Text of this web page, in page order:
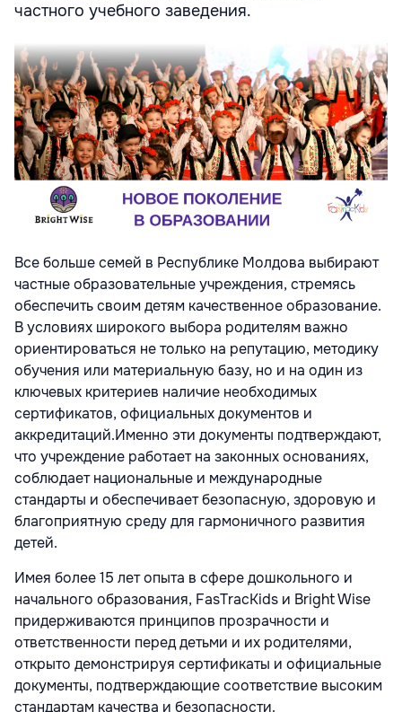
частного учебного заведения.
Все больше семей в Республике Молдова выбирают
частные образовательные учреждения, стремясь
обеспечить своим детям качественное образование.
В условиях широкого выбора родителям важно
ориентироваться не только на репутацию, методику
обучения или материальную базу, но и на один из
ключевых критериев наличие необходимых
сертификатов, официальных документов и
аккредитаций.Именно эти документы подтверждают,
что учреждение работает на законных основаниях,
соблюдает национальные и международные
стандарты и обеспечивает безопасную, здоровую и
благоприятную среду для гармоничного развития
детей.
Имея более 15 лет опыта в сфере дошкольного и
начального образования, FasTracKids и Bright Wise
придерживаются принципов прозрачности и
ответственности перед детьми и их родителями,
открыто демонстрируя сертификаты и официальные
документы, подтверждающие соответствие высоким
стандартам качества и безопасности.